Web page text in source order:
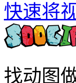
快速将
找动图